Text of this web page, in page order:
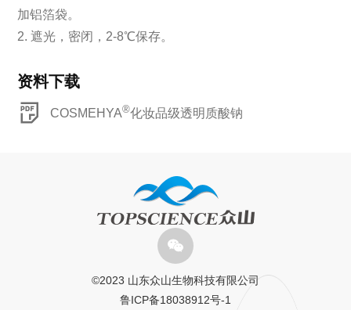
加铝箔袋。
2. 遮光，密闭，2-8℃保存。
资料下载
COSMEHYA®化妆品级透明质酸钠
©️2023 山东众山生物科技有限公司
鲁ICP备18038912号-1